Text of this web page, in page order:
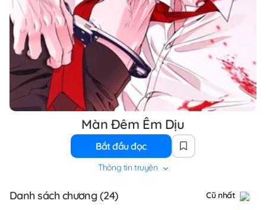
Màn Đêm Êm Dịu
Bắt đầu đọc
Thông tin truyện
Danh sách chương (24) Cũ nhất